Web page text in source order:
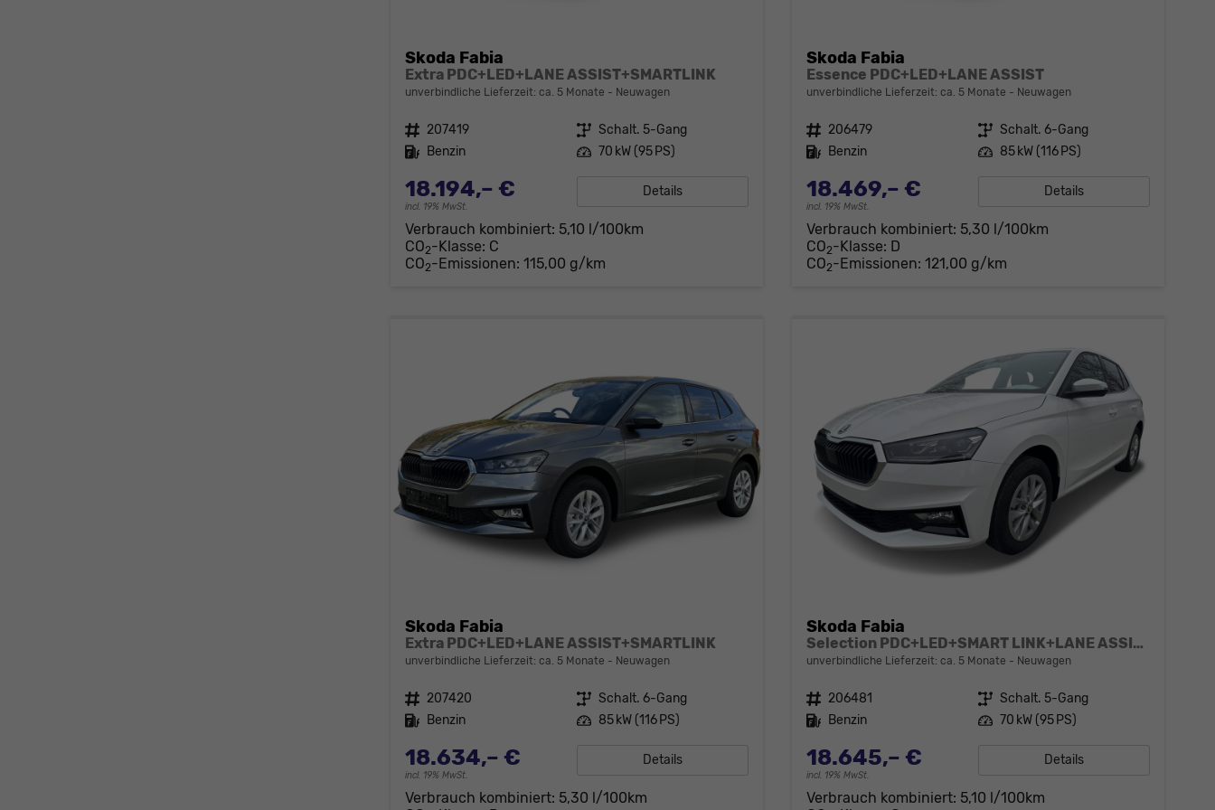
Skoda Fabia
Extra PDC+LED+LANE ASSIST+SMARTLINK
unverbindliche Lieferzeit: ca. 5 Monate Neuwagen
Fahrzeugnr. 207419 Getriebe Schalt. 5-Gang
Kraftstoff Benzin Leistung 70 kW (95 PS)
18.194,– €
incl. 19% MwSt.
Details
Verbrauch kombiniert: 5,10 l/100km
CO2-Klasse: C
CO2-Emissionen: 115,00 g/km
Skoda Fabia
Essence PDC+LED+LANE ASSIST
unverbindliche Lieferzeit: ca. 5 Monate Neuwagen
Fahrzeugnr. 206479 Getriebe Schalt. 6-Gang
Kraftstoff Benzin Leistung 85 kW (116 PS)
18.469,– €
incl. 19% MwSt.
Details
Verbrauch kombiniert: 5,30 l/100km
CO2-Klasse: D
CO2-Emissionen: 121,00 g/km
Skoda Fabia
Extra PDC+LED+LANE ASSIST+SMARTLINK
unverbindliche Lieferzeit: ca. 5 Monate Neuwagen
Fahrzeugnr. 207420 Getriebe Schalt. 6-Gang
Kraftstoff Benzin Leistung 85 kW (116 PS)
18.634,– €
incl. 19% MwSt.
Details
Verbrauch kombiniert: 5,30 l/100km
Skoda Fabia
Selection PDC+LED+SMART LINK+LANE ASSIST
unverbindliche Lieferzeit: ca. 5 Monate Neuwagen
Fahrzeugnr. 206481 Getriebe Schalt. 5-Gang
Kraftstoff Benzin Leistung 70 kW (95 PS)
18.645,– €
incl. 19% MwSt.
Details
Verbrauch kombiniert: 5,10 l/100km